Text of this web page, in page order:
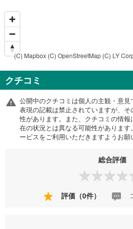
(C) Mapbox (C) OpenStreetMap (C) LY
クチコミ
公開中のクチコミは個人の主観・意
表現の記載は禁止されていますが、
性があります。また、クチコミの情
在の状況とは異なる可能性がありま
ービスをご利用いただきますようお願
総合評価
評価（0件）